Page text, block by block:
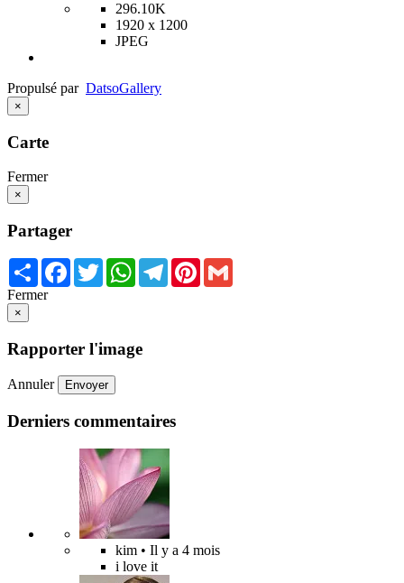
296.10K
1920 x 1200
JPEG
Propulsé par DatsoGallery
×
Carte
Fermer
×
Partager
Share Facebook
TwitterWhatsApp
TelegramPinterest
Fermer
×
Rapporter l'image
Annuler Envoyer
Derniers commentaires
kim • Il y a 4 mois
i love it